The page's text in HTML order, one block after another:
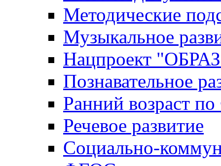
Методические
Музыкальное
Нацпроект
Познавательное
Ранний возраст
Речевое развитие
Социально-